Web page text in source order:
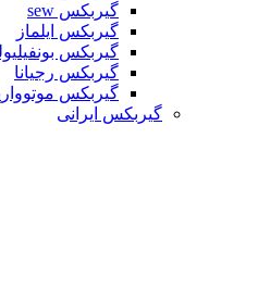
گیربکس sew
گیربکس ایلماز
گیربکس
گیربکس رجیانا
گیربکس
گیربکس ایرانی